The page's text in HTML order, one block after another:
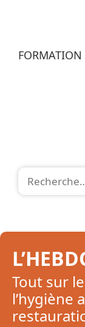
FORMATION
Tout sur
l’hygiène